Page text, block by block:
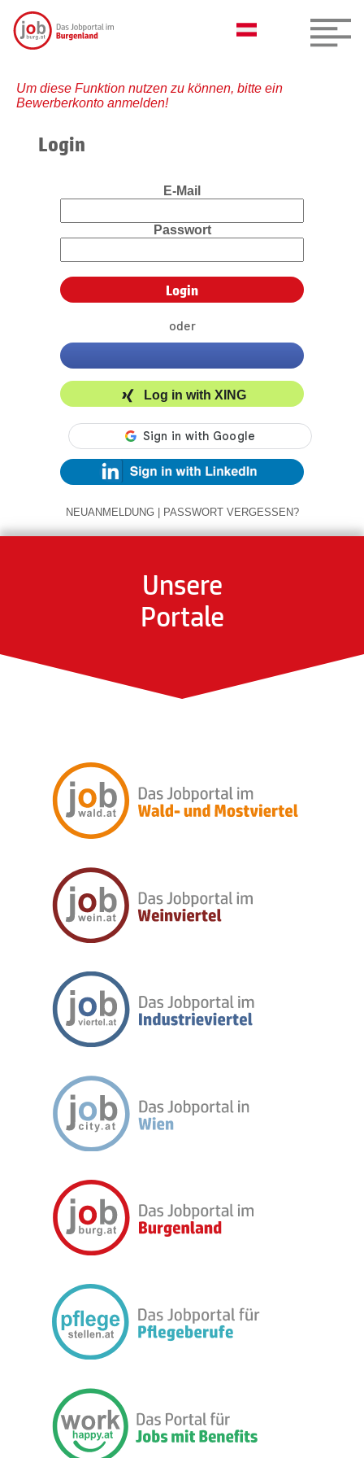
Um diese Funktion nutzen zu können, bitte ein
Bewerberkonto anmelden!
Login
E-Mail
Passwort
oder
Log in with XING
NEUANMELDUNG | PASSWORT VERGESSEN?
Unsere
Portale